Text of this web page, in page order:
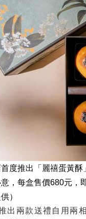
度推出「麗禧蛋黃酥
，每盒售價680元，
）
出兩款送禮自用兩